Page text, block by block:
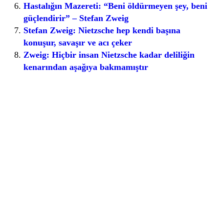
Hastalığın Mazereti: “Beni öldürmeyen şey, beni
güçlendirir” – Stefan Zweig
Stefan Zweig: Nietzsche hep kendi başına
konuşur, savaşır ve acı çeker
Zweig: Hiçbir insan Nietzsche kadar deliliğin
kenarından aşağıya bakmamıştır